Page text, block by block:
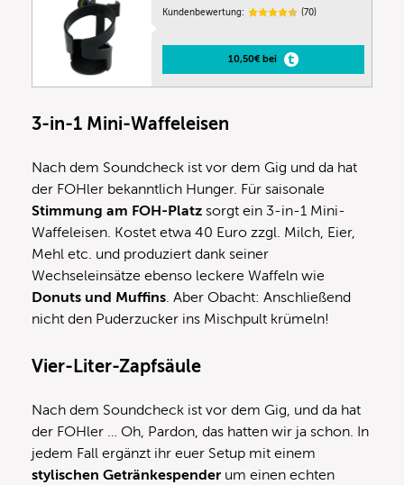
Kundenbewertung: (70)
10,50€ bei
3-in-1 Mini-Waffeleisen
Nach dem Soundcheck ist vor dem Gig und da hat
der FOHler bekanntlich Hunger. Für saisonale
Stimmung am FOH-Platz sorgt ein 3-in-1 Mini-
Waffeleisen. Kostet etwa 40 Euro zzgl. Milch, Eier,
Mehl etc. und produziert dank seiner
Wechseleinsätze ebenso leckere Waffeln wie
Donuts und Muffins. Aber Obacht: Anschließend
nicht den Puderzucker ins Mischpult krümeln!
Vier-Liter-Zapfsäule
Nach dem Soundcheck ist vor dem Gig, und da hat
der FOHler … Oh, Pardon, das hatten wir ja schon. In
jedem Fall ergänzt ihr euer Setup mit einem
stylischen Getränkespender um einen echten